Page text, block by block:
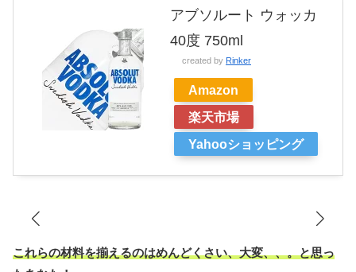
アブソルート ウォッカ
40度 750ml
created by Rinker
Amazon
楽天市場
Yahooショッピング
これらの材料を揃えるのはめんどくさい、大変、、。と思っ